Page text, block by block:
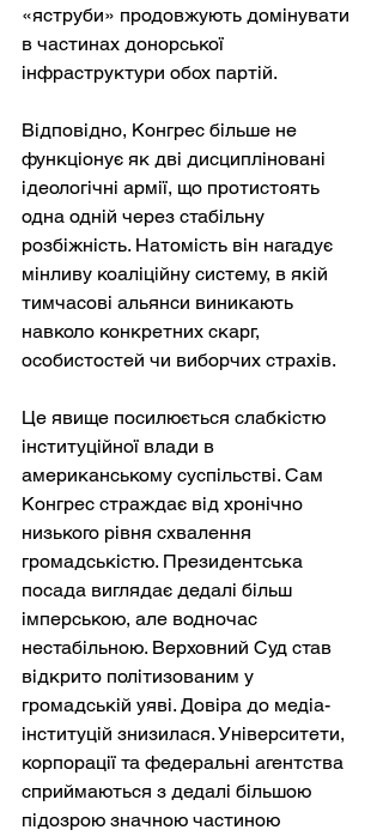
«яструби» продовжують домінувати
в частинах донорської
інфраструктури обох партій.
Відповідно, Конгрес більше не
функціонує як дві дисципліновані
ідеологічні армії, що протистоять
одна одній через стабільну
розбіжність. Натомість він нагадує
мінливу коаліційну систему, в якій
тимчасові альянси виникають
навколо конкретних скарг,
особистостей чи виборчих страхів.
Це явище посилюється слабкістю
інституційної влади в
американському суспільстві. Сам
Конгрес страждає від хронічно
низького рівня схвалення
громадськістю. Президентська
посада виглядає дедалі більш
імперською, але водночас
нестабільною. Верховний Суд став
відкрито політизованим у
громадській уяві. Довіра до медіа-
інституцій знизилася. Університети,
корпорації та федеральні агентства
сприймаються з дедалі більшою
підозрою значною частиною